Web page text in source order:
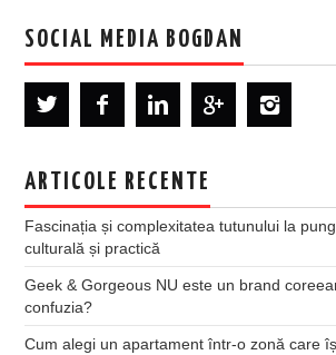
SOCIAL MEDIA BOGDAN
ARTICOLE RECENTE
Fascinația și complexitatea tutunului la
culturală și practică
Geek & Gorgeous NU este un brand
confuzia?
Cum alegi un apartament într-o zonă care